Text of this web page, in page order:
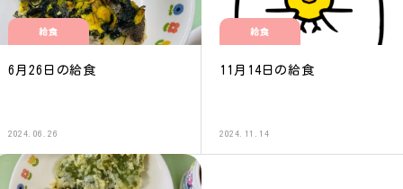
給食
6月26日の給食
2024.06.26
給食
11月14日の給食
2024.11.14